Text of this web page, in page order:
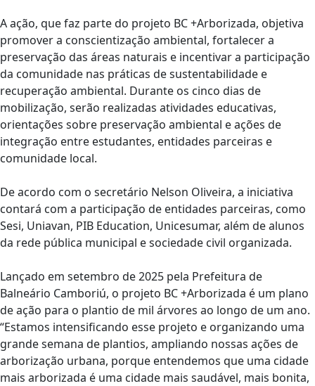
A ação, que faz parte do projeto BC +Arborizada, objetiva
promover a conscientização ambiental, fortalecer a
preservação das áreas naturais e incentivar a participação
da comunidade nas práticas de sustentabilidade e
recuperação ambiental. Durante os cinco dias de
mobilização, serão realizadas atividades educativas,
orientações sobre preservação ambiental e ações de
integração entre estudantes, entidades parceiras e
comunidade local.
De acordo com o secretário Nelson Oliveira, a iniciativa
contará com a participação de entidades parceiras, como
Sesi, Uniavan, PIB Education, Unicesumar, além de alunos
da rede pública municipal e sociedade civil organizada.
Lançado em setembro de 2025 pela Prefeitura de
Balneário Camboriú, o projeto BC +Arborizada é um plano
de ação para o plantio de mil árvores ao longo de um ano.
“Estamos intensificando esse projeto e organizando uma
grande semana de plantios, ampliando nossas ações de
arborização urbana, porque entendemos que uma cidade
mais arborizada é uma cidade mais saudável, mais bonita,